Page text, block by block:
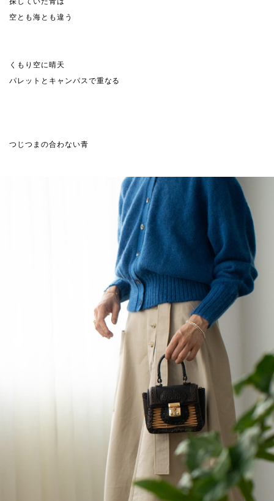
空とも海とも違う
くもり空に晴天
パレットとキャンパスで重なる
つじつまの合わない青